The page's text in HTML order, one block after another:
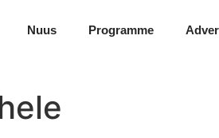
Nuus Programme